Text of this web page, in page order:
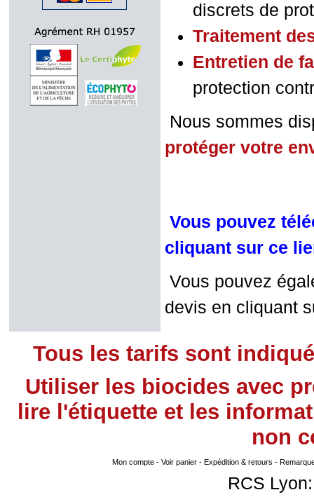
discrets de
Traitement
Entretien de
protection
Nous sommes
protéger votre
Vous pouvez
cliquant sur ce
Vous pouvez
devis en cliquant
Tous les tarifs sont
Utiliser les biocides avec
lire l'étiquette et les
non
Mon compte- Voir panier- Expédition & retours -
RCS